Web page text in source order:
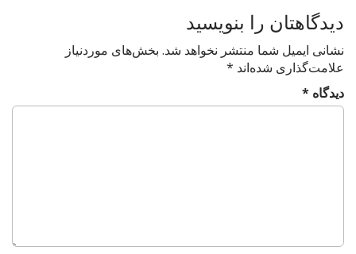
n
a
v
i
g
دیدگاهتان را بنویسید
نشانی ایمیل شما منتشر نخواهد شد. بخش‌های موردنیاز
علامت‌گذاری شده‌اند *
دیدگاه *